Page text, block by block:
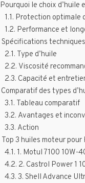
Pourquoi le choix
Protection optimale
Performance et
Spécifications
Type d’huile
Viscosité
Capacité et
Comparatif des types
Tableau comparatif
Avantages et
Action
Top 3 huiles moteur
1. Motul 7100 10W-
2. Castrol Power 1
3. Shell Advance